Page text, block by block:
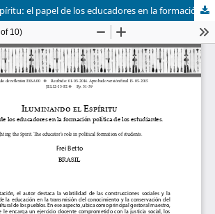
Iluminando el espíritu: el papel de los educadores en la formación política de los estudiantes